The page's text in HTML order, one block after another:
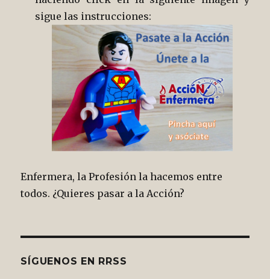
sigue las instrucciones:
Enfermera, la Profesión la hacemos entre
todos. ¿Quieres pasar a la Acción?
SÍGUENOS EN RRSS